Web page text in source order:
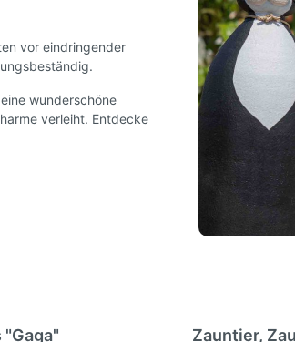
vor eindringender
wunderschöne
verleiht. Entdecke
Zauntier,